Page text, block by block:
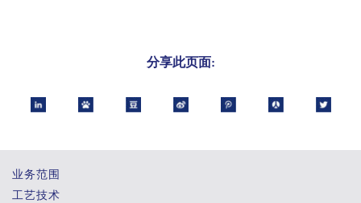
分享此页面:
业务范围
工艺技术